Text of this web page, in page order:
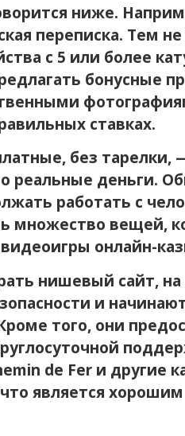
ниже.
переписка. Тем
с 5 или более
бонусные
ставках.
без тарелки,
реальные деньги.
работать с
множество вещей,
онлайн-
нишевый сайт,
и
того, они
de Fer и другие
является